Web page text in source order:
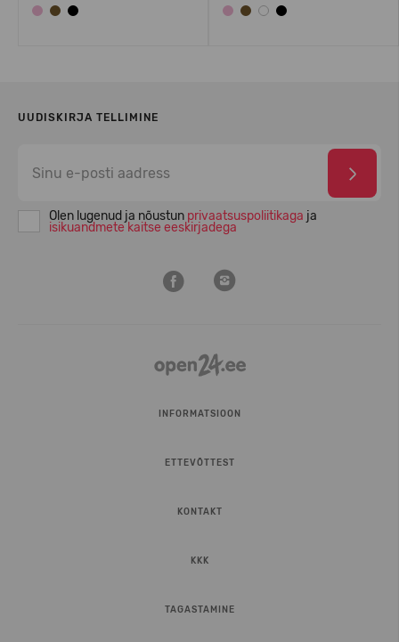
UUDISKIRJA TELLIMINE
Olen lugenud ja nõustun privaatsuspoliitikaga ja
isikuandmete kaitse eeskirjadega
INFORMATSIOON
ETTEVÕTTEST
KONTAKT
KKK
TAGASTAMINE